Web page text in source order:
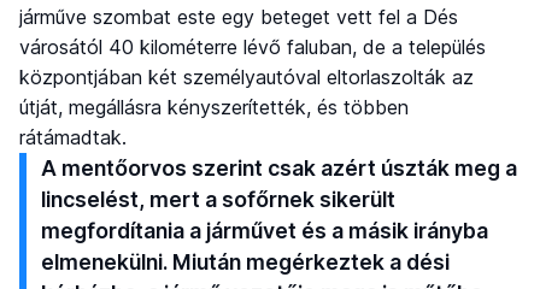
járműve szombat este egy beteget vett fel a Dés
városától 40 kilométerre lévő faluban, de a település
központjában két személyautóval eltorlaszolták az
útját, megállásra kényszerítették, és többen
rátámadtak.
A mentőorvos szerint csak azért úszták meg a
lincselést, mert a sofőrnek sikerült
megfordítania a járművet és a másik irányba
elmenekülni. Miután megérkeztek a dési